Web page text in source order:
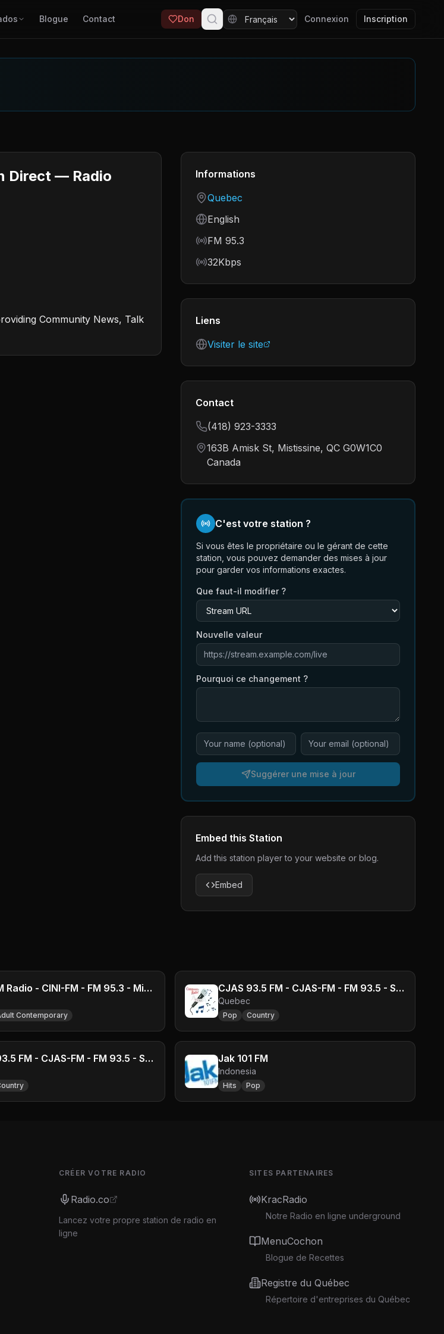
Blogue Contact Don Connexion Inscription
Direct — Radio
Community News, Talk
Informations
Country
Quebec
Language
English
Frequency
FM 95.3
Bitrate
32Kbps
Liens
Visiter le site
Contact
(418) 923-3333
163B Amisk St, Mistissine, QC G0W1C0
Canada
C'est votre station ?
Si vous êtes le propriétaire ou le gérant de cette
station, vous pouvez demander des mises à jour
pour garder vos informations exactes.
Que faut-il modifier ?
Nouvelle valeur
Pourquoi ce changement ?
Suggérer une mise à jour
Embed this Station
Add this station player to your website or blog.
Embed
CINI-FM Radio - CINI-FM - FM 95.3 - Mistissini, QC
Contemporary
CJAS 93.5 FM - CJAS-FM - FM 93.5 - Saint-Augustin, QC
Quebec
Pop Country
CJAS 93.5 FM - CJAS-FM - FM 93.5 - Saint-Augustin, QC Jak 101 FM
Indonesia
Hits Pop
CRÉER VOTRE RADIO
Radio.co
Lancez votre propre station de radio en
ligne
SITES PARTENAIRES
KracRadio
Notre Radio en ligne underground
MenuCochon
Blogue de Recettes
Registre du Québec
Répertoire d'entreprises du Québec